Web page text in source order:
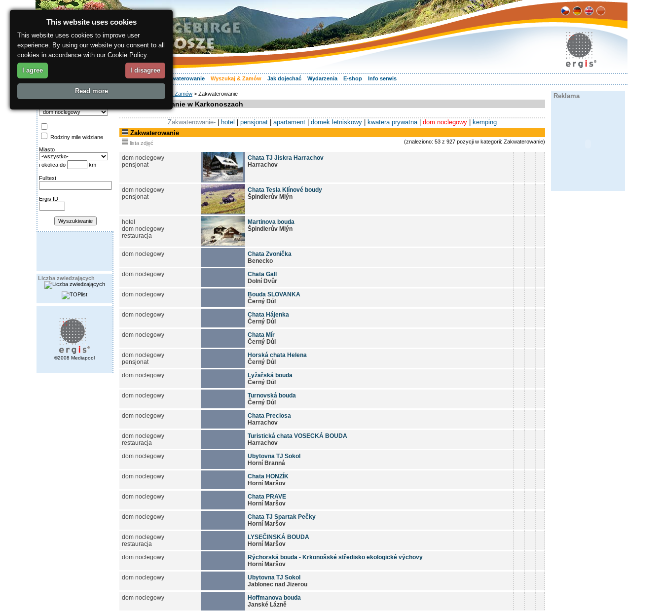
O regionie Wasz urlop Zakwaterowanie Wyszukaj & Zamów Jak dojechać Wydarzenia E-shop Info serwis
Wyszukiwanie:
Rodziny mile widziane
Miasto
i okolica do km
Fulltext
Ergis ID
Liczba zwiedzających
©2008 Mediapool
Wyszukaj & Zamów > Zakwaterowanie
Zakwaterowanie w Karkonoszach
Zakwaterowanie- hotel pensjonat apartament domek letniskowy kwatera prywatna| dom noclegowy
kemping
Zakwaterowanie
lista zdjęć (znaleziono: 53 z 927 pozycji w kategorii: Zakwaterowanie)
dom noclegowy
pensjonat
Chata TJ Jiskra Harrachov
Harrachov
dom noclegowy
pensjonat
Chata Tesla Klínové boudy
Špindlerův Mlýn
hotel
dom noclegowy
restauracja
Martinova bouda
Špindlerův Mlýn
dom noclegowy
Chata Zvonička
Benecko
dom noclegowy
Chata Gall
Dolní Dvůr
dom noclegowy
Bouda SLOVANKA
Černý Důl
dom noclegowy
Chata Hájenka
Černý Důl
dom noclegowy
Chata Mír
Černý Důl
dom noclegowy
pensjonat
Horská chata Helena
Černý Důl
dom noclegowy
Lyžařská bouda
Černý Důl
dom noclegowy
Turnovská bouda
Černý Důl
dom noclegowy
Chata Preciosa
Harrachov
dom noclegowy
restauracja
Turistická chata VOSECKÁ BOUDA
Harrachov
dom noclegowy
Ubytovna TJ Sokol
Horní Branná
dom noclegowy
Chata HONZÍK
Horní Maršov
dom noclegowy
Chata PRAVE
Horní Maršov
dom noclegowy
Chata TJ Spartak Pečky
Horní Maršov
dom noclegowy
restauracja
LYSEČINSKÁ BOUDA
Horní Maršov
dom noclegowy
Rýchorská bouda - Krkonošské středisko ekologické výchovy
Horní Maršov
dom noclegowy
Ubytovna TJ Sokol
Jablonec nad Jizerou
dom noclegowy
Hoffmanova bouda
Janské Lázně
Reklama
This website uses cookies
This website uses cookies to improve user
experience. By using our website you consent to all
cookies in accordance with our Cookie Policy.
I agree I disagree
Read more